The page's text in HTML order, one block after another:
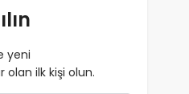
yeni
ilk kişi olun.